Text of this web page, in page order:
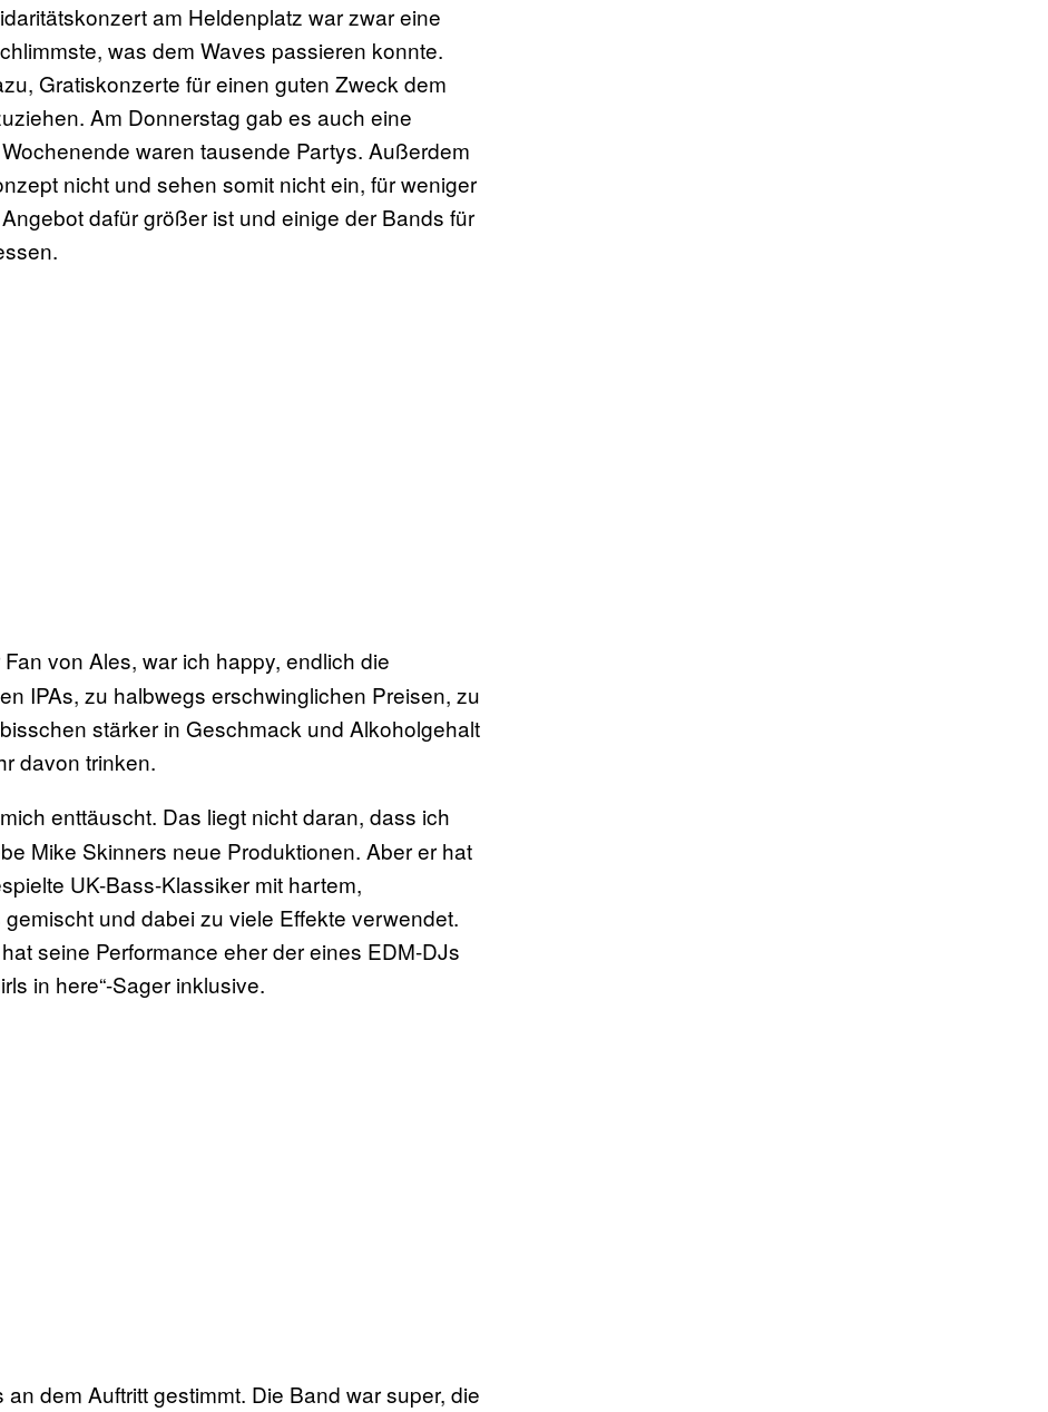
am Heldenplatz war zwar eine
was dem Waves passieren konnte.
Gratiskonzerte für einen guten Zweck dem
Am Donnerstag gab es auch eine
waren tausende Partys. Außerdem
nicht und sehen somit nicht ein, für weniger
dafür größer ist und einige der Bands für
von Ales, war ich happy, endlich die
IPAs, zu halbwegs erschwinglichen Preisen, zu
stärker in Geschmack und Alkoholgehalt
davon trinken.
enttäuscht. Das liegt nicht daran, dass ich
Mike Skinners neue Produktionen. Aber er hat
UK-Bass-Klassiker mit hartem,
und dabei zu viele Effekte verwendet.
seine Performance eher der eines EDM-DJs
in here“-Sager inklusive.
dem Auftritt gestimmt. Die Band war super, die